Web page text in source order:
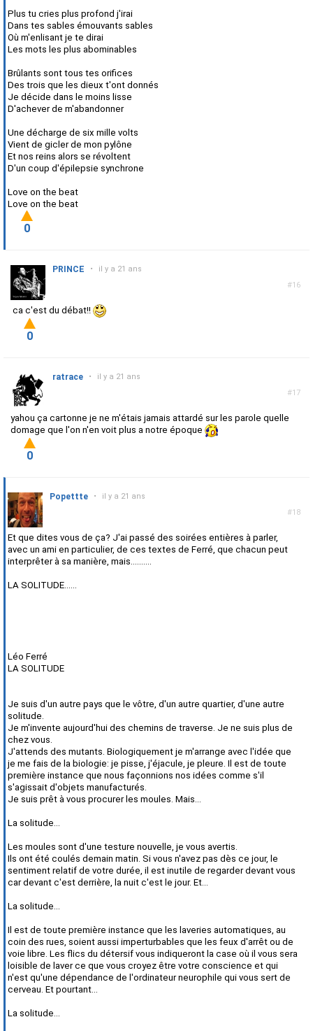
Plus tu cries plus profond j'irai
Dans tes sables émouvants sables
Où m'enlisant je te dirai
Les mots les plus abominables
Brûlants sont tous tes orifices
Des trois que les dieux t'ont donnés
Je décide dans le moins lisse
D'achever de m'abandonner
Une décharge de six mille volts
Vient de gicler de mon pylône
Et nos reins alors se révoltent
D'un coup d'épilepsie synchrone
Love on the beat
Love on the beat
0
#16
PRINCE • il y a 21 ans
ca c'est du débat!!
0
#17
ratrace • il y a 21 ans
yahou ça cartonne je ne m'étais jamais attardé sur les parole quelle
domage que l'on n'en voit plus a notre époque
0
#18
Popettte • il y a 21 ans
Et que dites vous de ça? J'ai passé des soirées entières à parler,
avec un ami en particulier, de ces textes de Ferré, que chacun peut
interprêter à sa manière, mais..........
LA SOLITUDE......
Léo Ferré
LA SOLITUDE
Je suis d'un autre pays que le vôtre, d'un autre quartier, d'une autre
solitude.
Je m'invente aujourd'hui des chemins de traverse. Je ne suis plus de
chez vous.
J'attends des mutants. Biologiquement je m'arrange avec l'idée que
je me fais de la biologie: je pisse, j'éjacule, je pleure. Il est de toute
première instance que nous façonnions nos idées comme s'il
s'agissait d'objets manufacturés.
Je suis prêt à vous procurer les moules. Mais...
La solitude...
Les moules sont d'une testure nouvelle, je vous avertis.
Ils ont été coulés demain matin. Si vous n'avez pas dès ce jour, le
sentiment relatif de votre durée, il est inutile de regarder devant vous
car devant c'est derrière, la nuit c'est le jour. Et...
La solitude...
Il est de toute première instance que les laveries automatiques, au
coin des rues, soient aussi imperturbables que les feux d'arrêt ou de
voie libre. Les flics du détersif vous indiqueront la case où il vous sera
loisible de laver ce que vous croyez être votre conscience et qui
n'est qu'une dépendance de l'ordinateur neurophile qui vous sert de
cerveau. Et pourtant...
La solitude...